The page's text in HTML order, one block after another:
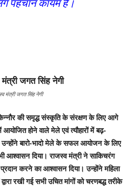
पहचान कायम है।
मंत्री जगत सिंह नेगी
की समृद्ध संस्कृति के संरक्षण के लिए आगे
होने वाले मेले एवं त्यौहारों में बढ़-
बारो-भादो मेले के सफल आयोजन के लिए
आश्वासन दिया। राजस्व मंत्री ने साकिचरंग
करने का आश्वासन दिया। उन्होंने महिला
रखी गई सभी उचित मांगों को चरणबद्ध तरीके